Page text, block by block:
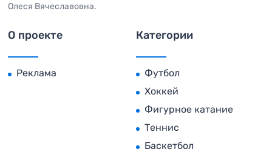
Олеся Вячеславовна.
О проекте
Реклама
Категории
Футбол
Хоккей
Фигурное катание
Теннис
Баскетбол